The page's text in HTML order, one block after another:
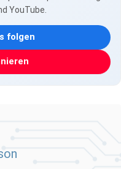
YouTube.
folgen